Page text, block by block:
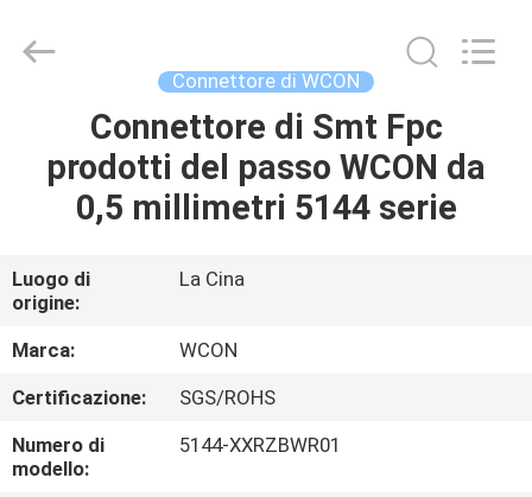
PRODOTTI
CIRCA
NOI
GIRO
DELLA
FABBRICA
GUANGDONG)
Connettore di WCON
Connettore di Smt Fpc
prodotti del passo WCON da
0,5 millimetri 5144 serie
Luogo di
origine:
La Cina
Marca:
WCON
Certificazione:
SGS/ROHS
Numero di
modello:
5144-XXRZBWR01